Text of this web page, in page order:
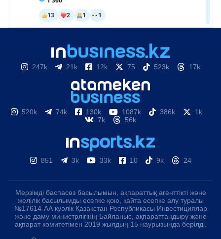
247k 21k 12k 75 523k 17k
520k 74k 130k 1087k 386k
1k
7k
56k
851 3k 33k 10 9k 24
Мерзімді баспасөз басылымын, ақпараттық агенттікті және
желілік басылымды есепке қою, қайта есепке алу туралы
№17614-АА куәлік Қазақстан Республикасы Инвестициялар
және даму министрлігінің Байланыс, ақпараттандыру және
ақпарат комитетімен 2019 жылдың 15 наурызында берілді.